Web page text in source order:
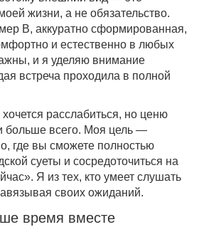
жизни, а не обязательство.
B, аккуратно сформированная,
и естественно в любых
и я уделяю внимание
встреча проходила в полной
расслабиться, но ценю
больше всего. Моя цель —
где вы сможете полностью
суеты и сосредоточиться на
Я из тех, кто умеет слушать
своих ожиданий.
время вместе